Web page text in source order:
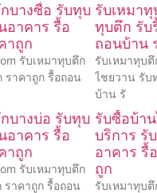
บางซื่อ รับทุบ
อาคาร รื้อ
าถูก
รับเหมาทุบตึก
ราคาถูก รื้อถอน
รับเหมา
ทุบตึก รับ
ถอนบ้าน
รับเหมาทุบ
ไชยวาน รับ
บ้าน รั
บางบ่อ รับทุบ
อาคาร รื้อ
าถูก
รับเหมาทุบตึก
าคาถูก รื้อถอน
รับซื้อบ้า
บริการ รั
อาคาร รื้
ถูก
รับเหมาทุบ